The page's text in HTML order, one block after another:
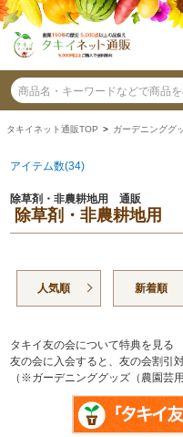
タキイネット通販TOP > ガーデニンググ
アイテム数(34)
除草剤・非農耕地用 通販
除草剤・非農耕地用
人気順 新着順
タキイ友の会について特典を見る
友の会に入会すると、友の会割引
（※ガーデニンググッズ（農園芸